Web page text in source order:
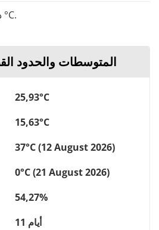
الأعلى °C. دقيقة °C.
المتوسطات والحدود القصوى
25,93°C
15,63°C
37°C (12 August 2026)
0°C (21 August 2026)
54,27%
11 أيام